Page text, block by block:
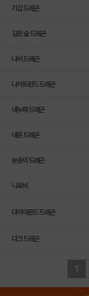
기갑 드래곤
깊은 숲 드래곤
나비 드래곤
나이트윈드 드래곤
네누파 드래곤
네온 드래곤
눈송이 드래곤
니로비
다이아몬드 드래곤
다크 드래곤
1